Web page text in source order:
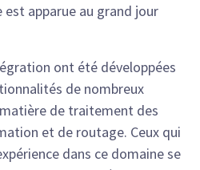
apparue au grand jour
ont été développées
de nombreux
de traitement des
et de routage. Ceux qui
dans ce domaine se